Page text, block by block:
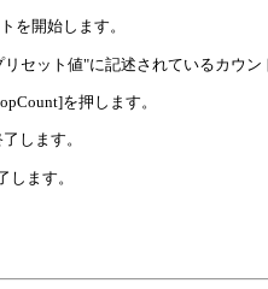
を開始します。
セット値"に記述されているカウン
を押します。
します。
ます。